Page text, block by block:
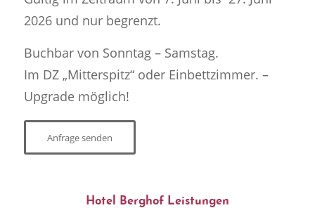
2026 und nur begrenzt.
Buchbar von Sonntag – Samstag.
Im DZ „Mitterspitz“ oder Einbettzimmer. –
Upgrade möglich!
Anfrage senden
Hotel Berghof Leistungen